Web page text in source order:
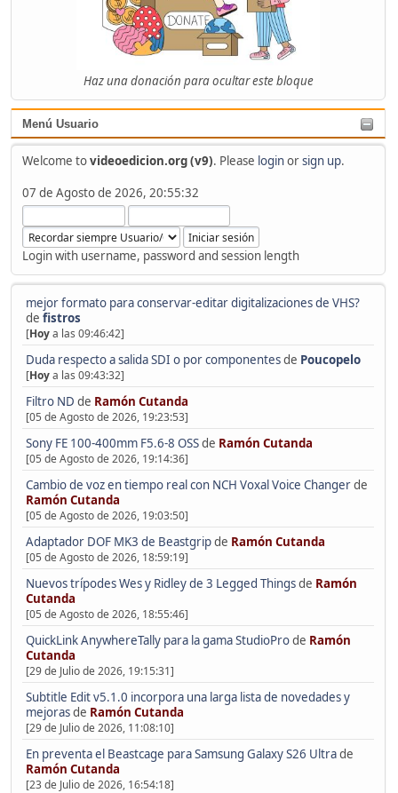
Haz una donación para ocultar este bloque
Menú Usuario
Welcome tovideoedicion.org (v9). Please loginorsign up.
07 de Agosto de 2026, 20:55:32
Login with username, password and session length
mejor formato para conservar-editar digitalizaciones de VHS?
de fistros
[Hoya las 09:46:42]
Duda respecto a salida SDI o por componentesde Poucopelo
[Hoya las 09:43:32]
Filtro ND de Ramón Cutanda
[05 de Agosto de 2026, 19:23:53]
Sony FE 100-400mm F5.6-8 OSSde Ramón Cutanda
[05 de Agosto de 2026, 19:14:36]
Cambio de voz en tiempo real con NCH Voxal Voice Changerde
Ramón Cutanda
[05 de Agosto de 2026, 19:03:50]
Adaptador DOF MK3 de Beastgripde Ramón Cutanda
[05 de Agosto de 2026, 18:59:19]
Nuevos trípodes Wes y Ridley de 3 Legged Thingsde Ramón
Cutanda
[05 de Agosto de 2026, 18:55:46]
QuickLink AnywhereTally para la gama StudioProde Ramón
Cutanda
[29 de Julio de 2026, 19:15:31]
Subtitle Edit v5.1.0 incorpora una larga lista de novedades y
mejorasde Ramón Cutanda
[29 de Julio de 2026, 11:08:10]
En preventa el Beastcage para Samsung Galaxy S26 Ultrade
Ramón Cutanda
[23 de Julio de 2026, 16:54:18]